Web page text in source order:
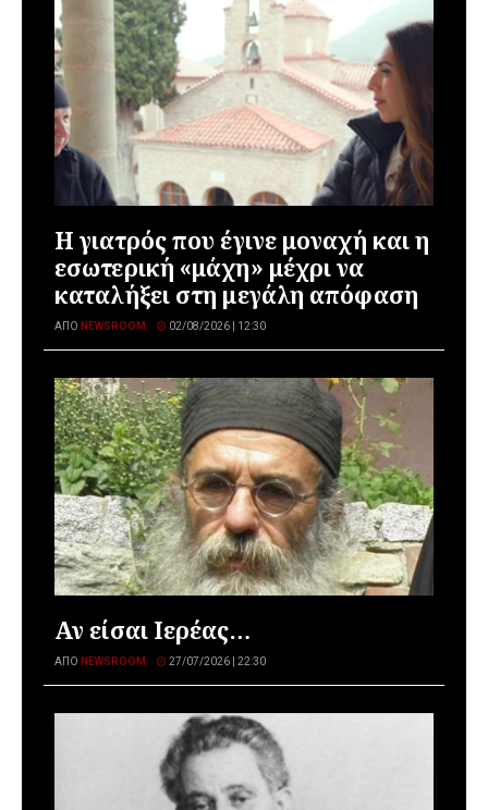
Η γιατρός που έγινε μοναχή και η
εσωτερική «μάχη» μέχρι να
καταλήξει στη μεγάλη απόφαση
ΑΠΌ NEWSROOM 02/08/2026 | 12:30
Αν είσαι Ιερέας…
ΑΠΌ NEWSROOM 27/07/2026 | 22:30